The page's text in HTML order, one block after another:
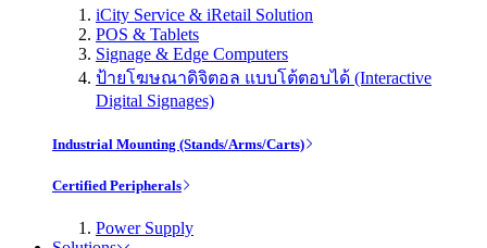
iCity Service & iRetail Solution
POS & Tablets
Signage & Edge Computers
ป้ายโฆษณาดิจิตอล แบบโต้ตอบได้ (Interactive
Digital Signages)
Industrial Mounting (Stands/Arms/Carts)
Certified Peripherals
Power Supply